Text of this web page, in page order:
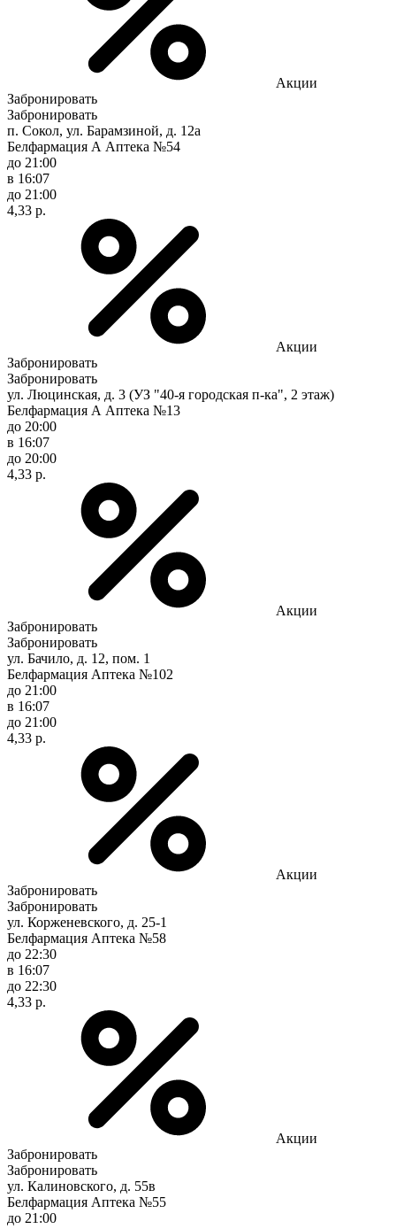
Акции
Забронировать
Забронировать
п. Сокол, ул. Барамзиной, д. 12а
Белфармация А Аптека №54
до 21:00
в 16:07
до 21:00
4,33 р.
Акции
Забронировать
Забронировать
ул. Люцинская, д. 3 (УЗ "40-я городская п-ка", 2 этаж)
Белфармация А Аптека №13
до 20:00
в 16:07
до 20:00
4,33 р.
Акции
Забронировать
Забронировать
ул. Бачило, д. 12, пом. 1
Белфармация Аптека №102
до 21:00
в 16:07
до 21:00
4,33 р.
Акции
Забронировать
Забронировать
ул. Корженевского, д. 25-1
Белфармация Аптека №58
до 22:30
в 16:07
до 22:30
4,33 р.
Акции
Забронировать
Забронировать
ул. Калиновского, д. 55в
Белфармация Аптека №55
до 21:00